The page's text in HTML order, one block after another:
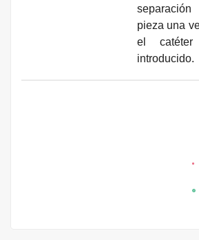
pieza una
el catéter
introducido.